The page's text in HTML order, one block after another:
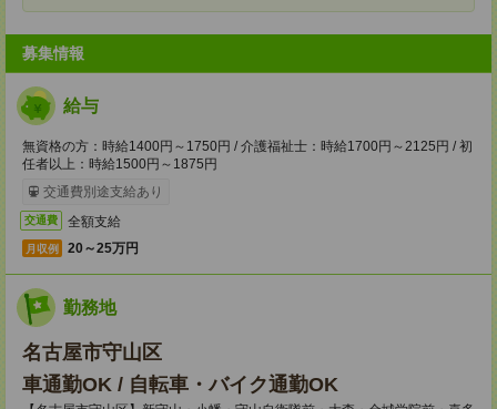
募集情報
給与
無資格の方：時給1400円～1750円 / 介護福祉士：時給1700円～2125円 / 初
任者以上：時給1500円～1875円
交通費別途支給あり
交通費 全額支給
月収例 20～25万円
勤務地
名古屋市守山区
車通勤OK / 自転車・バイク通勤OK